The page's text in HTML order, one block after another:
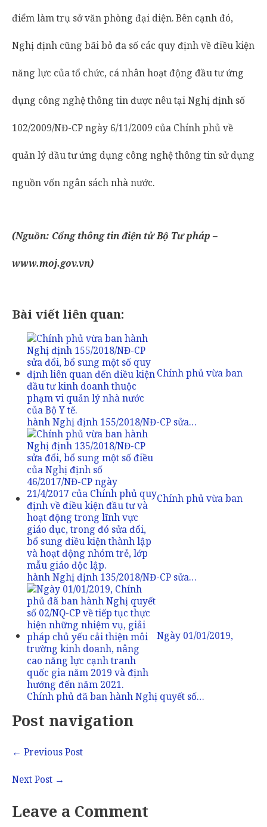
điểm làm trụ sở văn phòng đại diện. Bên cạnh đó,
Nghị định cũng bãi bỏ đa số các quy định về điều kiện
năng lực của tổ chức, cá nhân hoạt động đầu tư ứng
dụng công nghệ thông tin được nêu tại Nghị định số
102/2009/NĐ-CP ngày 6/11/2009 của Chính phủ về
quản lý đầu tư ứng dụng công nghệ thông tin sử dụng
nguồn vốn ngân sách nhà nước.
(Nguồn: Cổng thông tin điện tử Bộ Tư pháp –
www.moj.gov.vn)
Bài viết liên quan:
Chính phủ vừa ban
hành Nghị định 155/2018/NĐ-CP sửa…
Chính phủ vừa ban
hành Nghị định 135/2018/NĐ-CP sửa…
Ngày 01/01/2019,
Chính phủ đã ban hành Nghị quyết số…
Post navigation
← Previous Post
Next Post →
Leave a Comment